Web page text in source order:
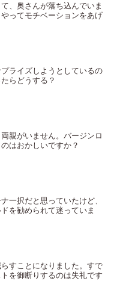
、奥さんが落ち込んでいま
ってモチベーションをあげ
ライズしようとしているの
らどうする？
親がいません。バージンロ
はおかしいですか？
一択だと思っていたけど、
を勧められて迷っていま
すことになりました。すで
を御断りするのは失礼です